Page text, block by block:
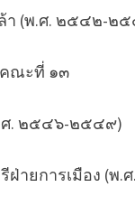
ล้า (พ.ศ. ๒๕๔๒-
คณะที่ ๑๓
ศ. ๒๕๔๖-๒๕๔๙)
ฝ่ายการเมือง (